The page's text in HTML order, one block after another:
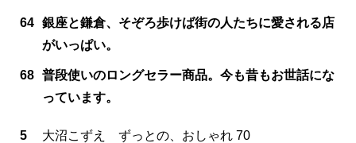
64 銀座と鎌倉、そぞろ歩けば街の人たちに愛される店
がいっぱい。
68 普段使いのロングセラー商品。今も昔もお世話にな
っています。
5 大沼こずえ ずっとの、おしゃれ 70